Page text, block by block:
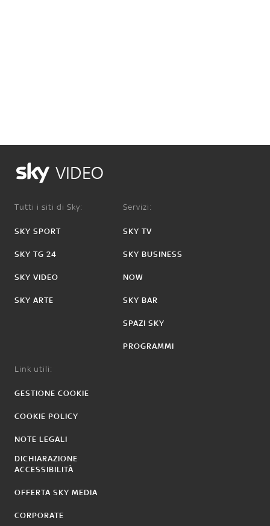
VIDEO
Tutti i siti di Sky:
SKY SPORT
SKY TG 24
SKY VIDEO
SKY ARTE
Servizi:
SKY TV
SKY BUSINESS
NOW
SKY BAR
SPAZI SKY
PROGRAMMI
Link utili:
GESTIONE COOKIE
COOKIE POLICY
NOTE LEGALI
DICHIARAZIONE
ACCESSIBILITÀ
OFFERTA SKY MEDIA
CORPORATE